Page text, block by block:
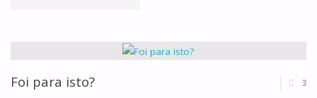
CACHEIRO,
Foi para isto? 3